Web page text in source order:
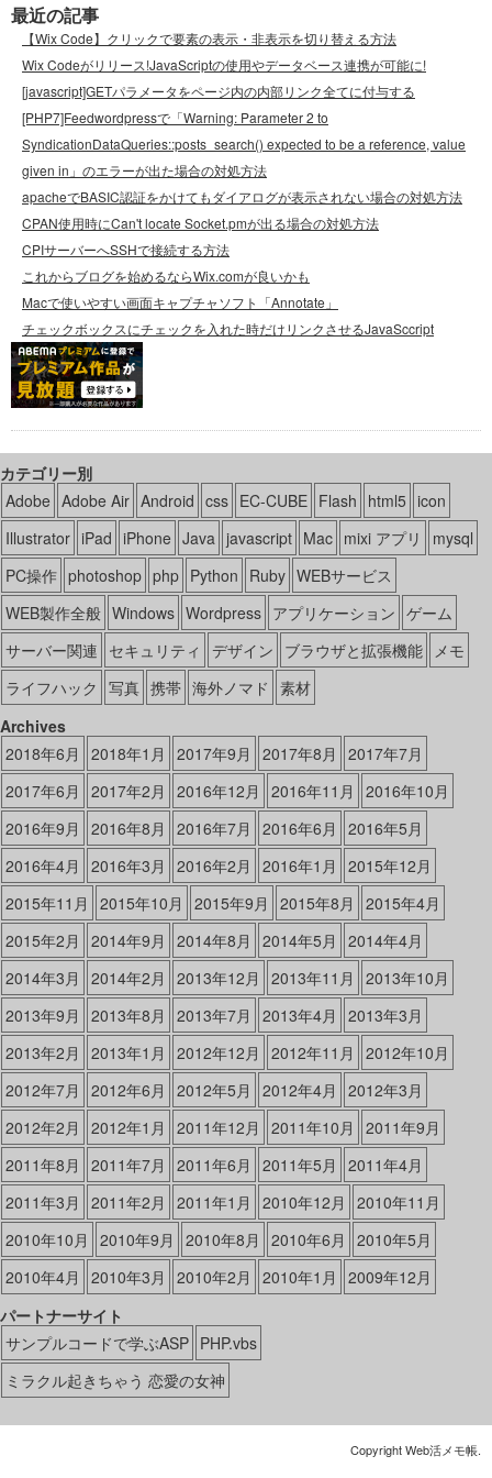
最近の記事
【Wix Code】クリックで要素の表示・非表示を切り替える方法
Wix Codeがリリース!JavaScriptの使用やデータベース連携が可能に!
[javascript]GETパラメータをページ内の内部リンク全てに付与する
[PHP7]Feedwordpressで「Warning: Parameter 2 to
SyndicationDataQueries::posts_search() expected to be a reference, value
given in」のエラーが出た場合の対処方法
apacheでBASIC認証をかけてもダイアログが表示されない場合の対処方法
CPAN使用時にCan't locate Socket.pmが出る場合の対処方法
CPIサーバーへSSHで接続する方法
これからブログを始めるならWix.comが良いかも
Macで使いやすい画面キャプチャソフト「Annotate」
チェックボックスにチェックを入れた時だけリンクさせるJavaSccript
カテゴリー別
Adobe Adobe Air Android css EC-CUBE Flash html5 icon
Illustrator iPad iPhone Java javascript Mac mixi アプリ
mysql
PC操作 photoshop php Python Ruby WEBサービス
WEB製作全般 Windows Wordpress アプリケーション ゲーム
サーバー関連 セキュリティ デザイン ブラウザと拡張機能
メモ
ライフハック 写真 携帯 海外ノマド 素材
Archives
2018年6月
2018年1月 2017年9月 2017年8月
2017年7月
2017年6月
2017年2月 2016年12月 2016年11月
2016年10月
2016年9月
2016年8月 2016年7月 2016年6月
2016年5月
2016年4月
2016年3月 2016年2月 2016年1月
2015年12月
2015年11月
2015年10月 2015年9月 2015年8月
2015年4月
2015年2月
2014年9月 2014年8月 2014年5月
2014年4月
2014年3月
2014年2月 2013年12月 2013年11月
2013年10月
2013年9月
2013年8月 2013年7月 2013年4月
2013年3月
2013年2月
2013年1月 2012年12月 2012年11月
2012年10月
2012年7月
2012年6月 2012年5月 2012年4月
2012年3月
2012年2月
2012年1月 2011年12月 2011年10月
2011年9月
2011年8月
2011年7月 2011年6月 2011年5月
2011年4月
2011年3月
2011年2月 2011年1月 2010年12月
2010年11月
2010年10月
2010年9月 2010年8月 2010年6月
2010年5月
2010年4月
2010年3月 2010年2月 2010年1月
2009年12月
パートナーサイト
サンプルコードで学ぶASP PHP.vbs
ミラクル起きちゃう 恋愛の女神
Copyright Web活メモ帳.